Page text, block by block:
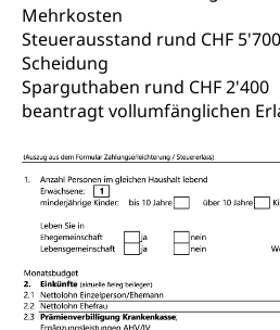
Mehrkosten
Steuerausstand rund CHF
Scheidung
Sparguthaben rund CHF 2'400
beantragt vollumfänglichen